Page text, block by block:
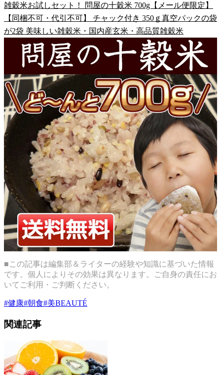
雑穀米お試しセット！ 問屋の十穀米 700g【メール便限定】
【同梱不可・代引不可】 チャック付き 350ｇ真空パックの袋
が2袋 美味しい雑穀米・国内産玄米・高品質雑穀米
■この記事は編集部＆ライターの経験や知識に基づいた情報
です。個人によりその効果は異なります。ご自身の責任にお
いてご利用・ご判断ください。
#健康#朝食#美BEAUTÉ
関連記事